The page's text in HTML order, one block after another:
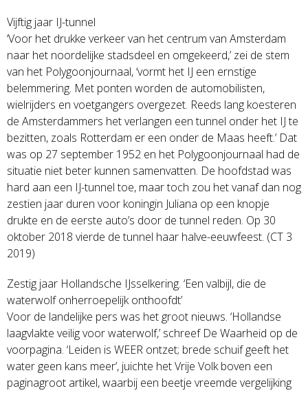
Vijftig jaar IJ-tunnel
‘Voor het drukke verkeer van het centrum van Amsterdam
naar het noordelijke stadsdeel en omgekeerd,’ zei de stem
van het Polygoonjournaal, ‘vormt het IJ een ernstige
belemmering. Met ponten worden de automobilisten,
wielrijders en voetgangers overgezet. Reeds lang koesteren
de Amsterdammers het verlangen een tunnel onder het IJ te
bezitten, zoals Rotterdam er een onder de Maas heeft.’ Dat
was op 27 september 1952 en het Polygoonjournaal had de
situatie niet beter kunnen samenvatten. De hoofdstad was
hard aan een IJ-tunnel toe, maar toch zou het vanaf dan nog
zestien jaar duren voor koningin Juliana op een knopje
drukte en de eerste auto’s door de tunnel reden. Op 30
oktober 2018 vierde de tunnel haar halve-eeuwfeest. (CT 3
2019)
Zestig jaar Hollandsche IJsselkering. ‘Een valbijl, die de
waterwolf onherroepelijk onthoofdt’
Voor de landelijke pers was het groot nieuws. ‘Hollandse
laagvlakte veilig voor waterwolf,’ schreef De Waarheid op de
voorpagina. ‘Leiden is WEER ontzet; brede schuif geeft het
water geen kans meer’, juichte het Vrije Volk boven een
paginagroot artikel, waarbij een beetje vreemde vergelijking